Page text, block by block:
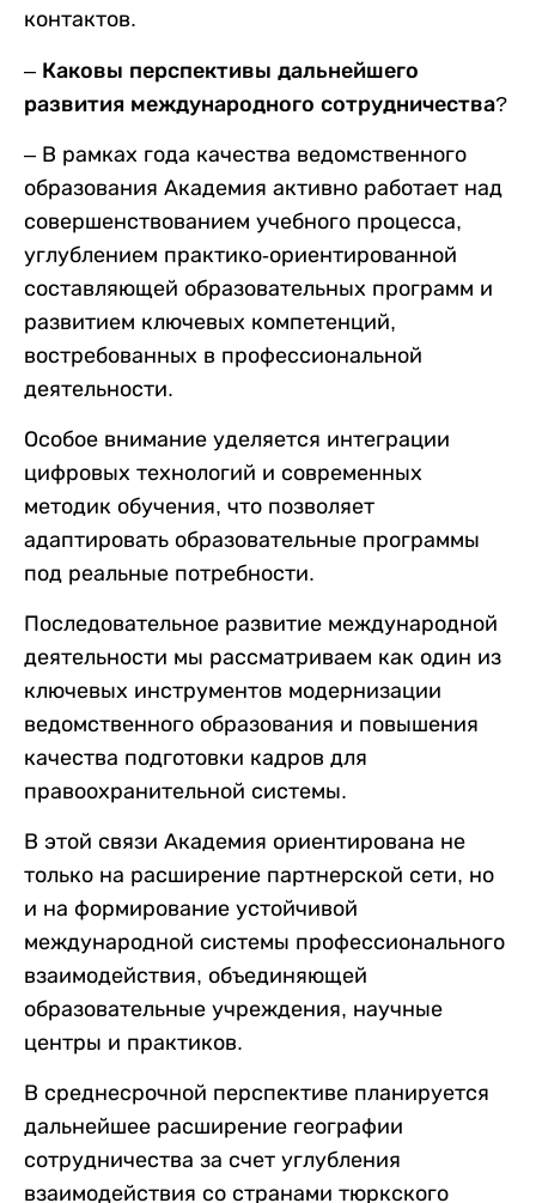
контактов.
– Каковы перспективы дальнейшего
развития международного сотрудничества?
– В рамках года качества ведомственного
образования Академия активно работает над
совершенствованием учебного процесса,
углублением практико‑ориентированной
составляющей образовательных программ и
развитием ключевых компетенций,
востребованных в профессиональной
деятельности.
Особое внимание уделяется интеграции
цифровых технологий и современных
методик обучения, что позволяет
адаптировать образовательные программы
под реальные потребности.
Последовательное развитие международной
деятельности мы рассматриваем как один из
ключевых инструментов модернизации
ведомственного образования и повышения
качества подготовки кадров для
правоохранительной системы.
В этой связи Академия ориентирована не
только на расширение партнерской сети, но
и на формирование устойчивой
международной системы профессионального
взаимодействия, объединяющей
образовательные учреждения, научные
центры и практиков.
В среднесрочной перспективе планируется
дальнейшее расширение географии
сотрудничества за счет углубления
взаимодействия со странами тюркского